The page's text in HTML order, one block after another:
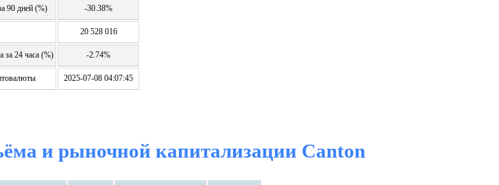
90 дней (%) -30.38%
20 528 016
за 24 часа (%) -2.74%
2025-07-08 04:07:45
и рыночной капитализации Canton